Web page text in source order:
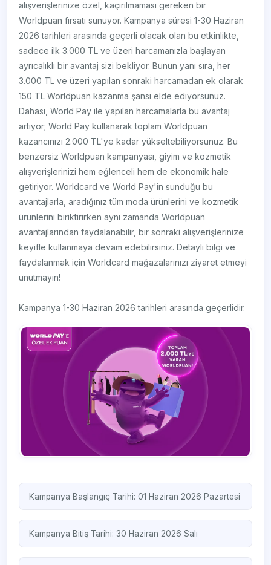
alışverişlerinize özel, kaçırılmaması gereken bir
Worldpuan fırsatı sunuyor. Kampanya süresi 1-30 Haziran
2026 tarihleri arasında geçerli olacak olan bu etkinlikte,
sadece ilk 3.000 TL ve üzeri harcamanızla başlayan
ayrıcalıklı bir avantaj sizi bekliyor. Bunun yanı sıra, her
3.000 TL ve üzeri yapılan sonraki harcamadan ek olarak
150 TL Worldpuan kazanma şansı elde ediyorsunuz.
Dahası, World Pay ile yapılan harcamalarla bu avantaj
artıyor; World Pay kullanarak toplam Worldpuan
kazancınızı 2.000 TL'ye kadar yükseltebiliyorsunuz. Bu
benzersiz Worldpuan kampanyası, giyim ve kozmetik
alışverişlerinizi hem eğlenceli hem de ekonomik hale
getiriyor. Worldcard ve World Pay'in sunduğu bu
avantajlarla, aradığınız tüm moda ürünlerini ve kozmetik
ürünlerini biriktirirken aynı zamanda Worldpuan
avantajlarından faydalanabilir, bir sonraki alışverişlerinize
keyifle kullanmaya devam edebilirsiniz. Detaylı bilgi ve
faydalanmak için Worldcard mağazalarınızı ziyaret etmeyi
unutmayın!
Kampanya 1-30 Haziran 2026 tarihleri arasında geçerlidir.
Kampanya Başlangıç Tarihi: 01 Haziran 2026 Pazartesi
Kampanya Bitiş Tarihi: 30 Haziran 2026 Salı